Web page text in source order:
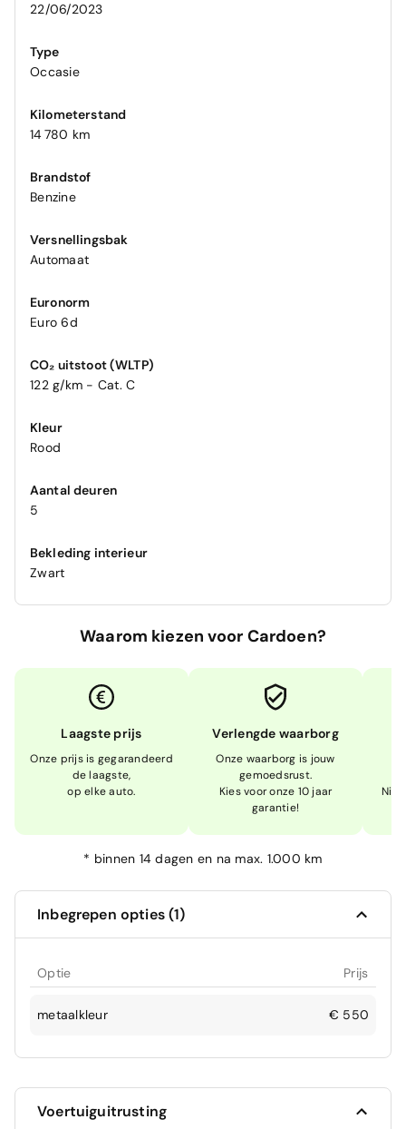
22/06/2023
Type
Occasie
Kilometerstand
14 780 km
Brandstof
Benzine
Versnellingsbak
Automaat
Euronorm
Euro 6d
CO₂ uitstoot (WLTP)
122 g/km - Cat. C
Kleur
Rood
Aantal deuren
5
Bekleding interieur
Zwart
Waarom kiezen voor Cardoen?
Laagste prijs
Onze prijs is gegarandeerd
de laagste,
op elke auto.
Verlengde waarborg
Onze waarborg is jouw
gemoedsrust.
Kies voor onze 10 jaar
garantie!
Niet
* binnen 14 dagen en na max. 1.000 km
Inbegrepen opties (1)
Optie Prijs
metaalkleur € 550
Voertuiguitrusting